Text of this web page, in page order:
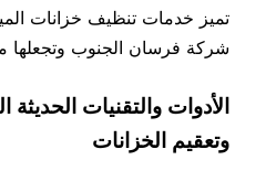
تميز خدمات تنظيف خزانات المياه
شركة فرسان الجنوب وتجعلها
الأدوات والتقنيات الحديثة
وتعقيم الخزانات